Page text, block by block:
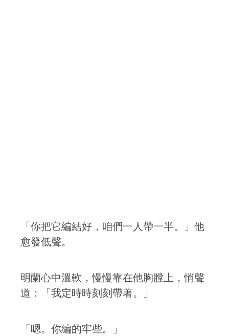
「你把它編結好，咱們一人帶一半。」他
愈發低聲。
明蘭心中溫軟，慢慢靠在他胸膛上，悄聲
道：「我定時時刻刻帶著。」
「嗯。你編的牢些。」